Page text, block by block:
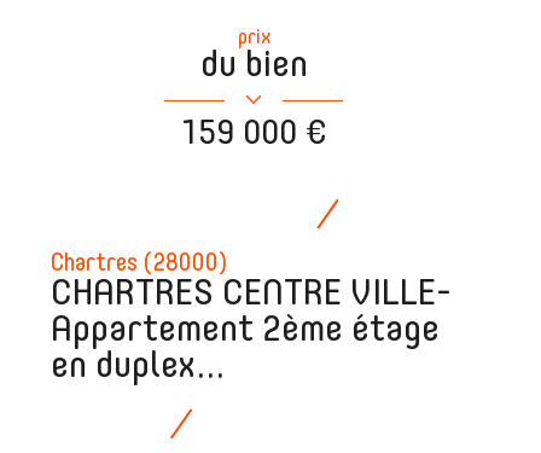
Chartres (28000)
CHARTRES CENTRE VILLE-
Appartement 2ème étage
en duplex...
prix
du bien
159 000 €